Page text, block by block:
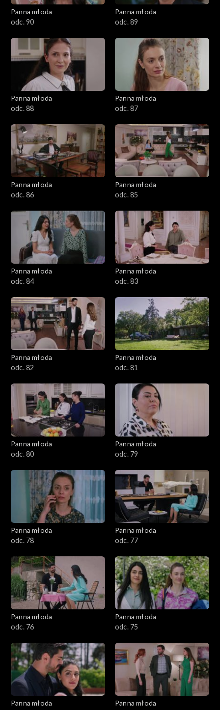
Panna młoda
odc. 90
Panna młoda
odc. 89
Panna młoda
odc. 88
Panna młoda
odc. 87
Panna młoda
odc. 86
Panna młoda
odc. 85
Panna młoda
odc. 84
Panna młoda
odc. 83
Panna młoda
odc. 82
Panna młoda
odc. 81
Panna młoda
odc. 80
Panna młoda
odc. 79
Panna młoda
odc. 78
Panna młoda
odc. 77
Panna młoda
odc. 76
Panna młoda
odc. 75
Panna młoda
Panna młoda